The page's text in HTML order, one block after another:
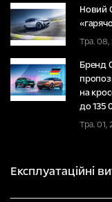
Новий
Тра.
Бренд
на
до 135
Тра. 01,
Експлуатаційні